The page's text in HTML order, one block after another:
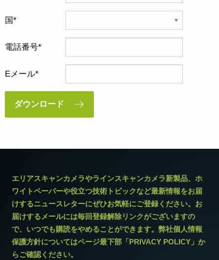
国
電話番号
Eメール
ダウンロード
エリアスキャンカメラやラインスキャンカメラ新製品、ホ
ワイトペーパーや役立つ技術トピックなど最新情報をお届
けするニュースレターにぜひお気軽にご登録ください。お
届けするメールには毎回登録解除リンクがございますの
で、いつでも購読をやめることができます。弊社個人情報
保護方針についてはページ最下部「PRIVACY POLICY」か
らご確認ください。